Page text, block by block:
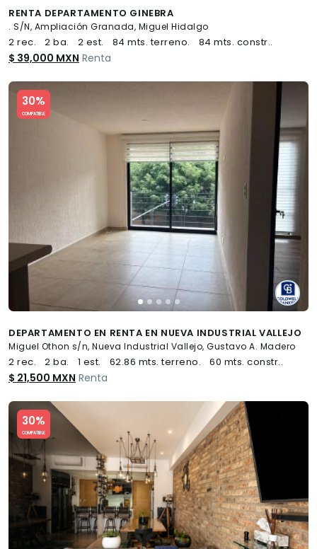
RENTA DEPARTAMENTO GINEBRA
. S/N, Ampliación Granada, Miguel Hidalgo
2 rec. 2 ba. 2 est. 84 mts. terreno. 84 mts. constr..
$ 39,000 MXN Renta
30%
COMPATIBLE
Slide 1 of 5
DEPARTAMENTO EN RENTA EN NUEVA INDUSTRIAL VALLEJO
Miguel Othon s/n, Nueva Industrial Vallejo, Gustavo A. Madero
2 rec. 2 ba. 1 est. 62.86 mts. terreno. 60 mts. constr..
$ 21,500 MXN Renta
30%
COMPATIBLE
Slide 1 of 5